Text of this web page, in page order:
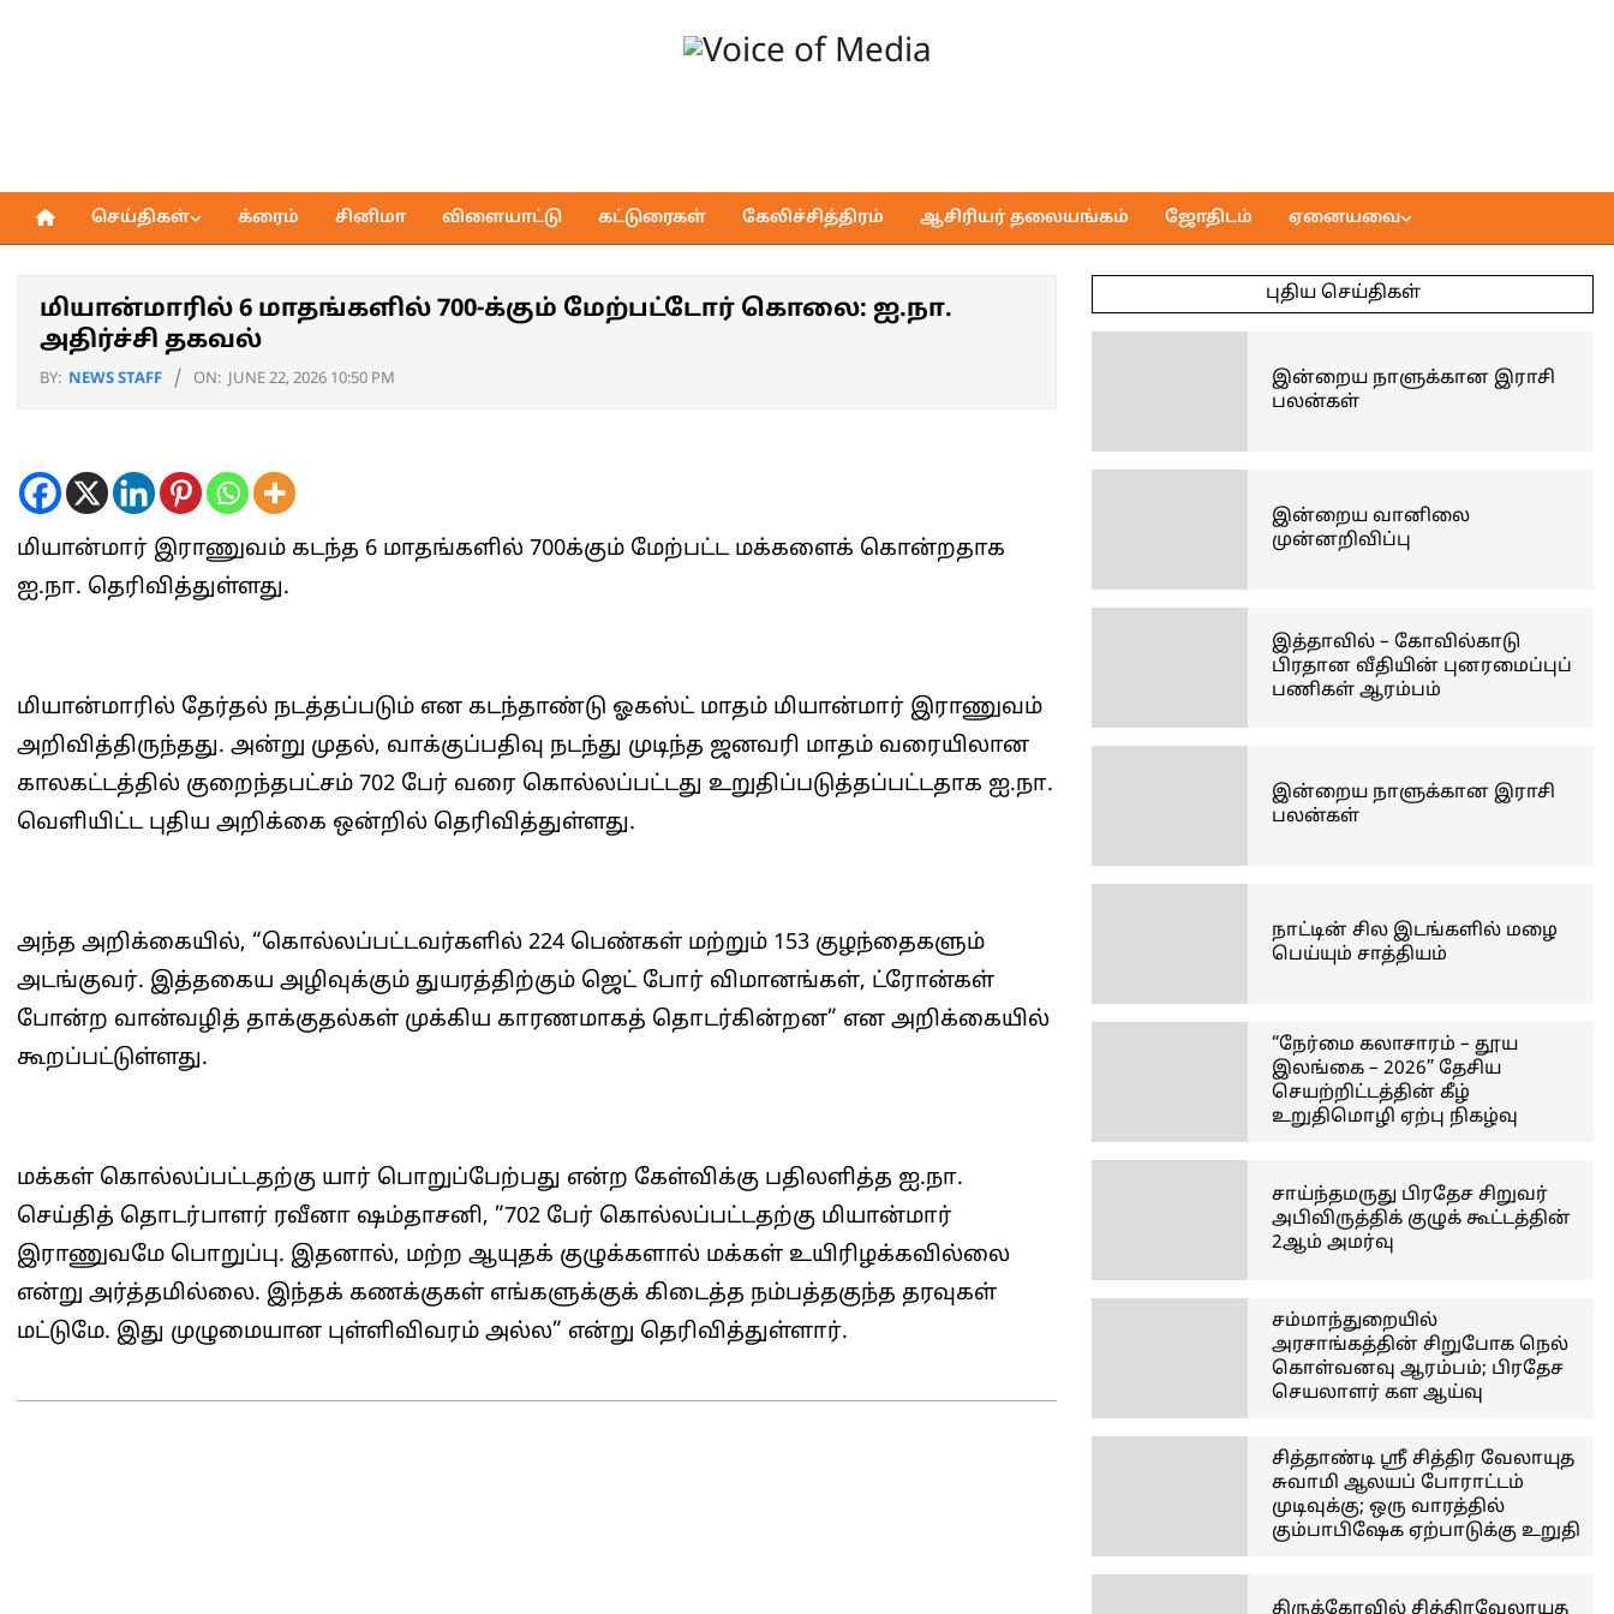
of
Media
Primary
செய்திகள் க்ரைம் சினிமா விளையாட்டு கட்டுரைகள் கேலிச்சித்திரம் ஆசிரியர் தலையங்கம் ஜோதிடம் ஏனையவை
மியான்மாரில் 6 மாதங்களில் 700-க்கும் மேற்பட்டோர் கொலை: ஐ.நா.
அதிர்ச்சி தகவல்
BY: NEWS STAFF ON: JUNE 22, 2026 10:50 PM
மியான்மார் இராணுவம் கடந்த 6 மாதங்களில் 700க்கும் மேற்பட்ட மக்களைக் கொன்றதாக
ஐ.நா. தெரிவித்துள்ளது.
மியான்மாரில் தேர்தல் நடத்தப்படும் என கடந்தாண்டு ஓகஸ்ட் மாதம் மியான்மார் இராணுவம்
அறிவித்திருந்தது. அன்று முதல், வாக்குப்பதிவு நடந்து முடிந்த ஜனவரி மாதம் வரையிலான
காலகட்டத்தில் குறைந்தபட்சம் 702 பேர் வரை கொல்லப்பட்டது உறுதிப்படுத்தப்பட்டதாக ஐ.நா.
வெளியிட்ட புதிய அறிக்கை ஒன்றில் தெரிவித்துள்ளது.
அந்த அறிக்கையில், “கொல்லப்பட்டவர்களில் 224 பெண்கள் மற்றும் 153 குழந்தைகளும்
அடங்குவர். இத்தகைய அழிவுக்கும் துயரத்திற்கும் ஜெட் போர் விமானங்கள், ட்ரோன்கள்
போன்ற வான்வழித் தாக்குதல்கள் முக்கிய காரணமாகத் தொடர்கின்றன” என அறிக்கையில்
கூறப்பட்டுள்ளது.
மக்கள் கொல்லப்பட்டதற்கு யார் பொறுப்பேற்பது என்ற கேள்விக்கு பதிலளித்த ஐ.நா.
செய்தித் தொடர்பாளர் ரவீனா ஷம்தாசனி, ”702 பேர் கொல்லப்பட்டதற்கு மியான்மார்
இராணுவமே பொறுப்பு. இதனால், மற்ற ஆயுதக் குழுக்களால் மக்கள் உயிரிழக்கவில்லை
என்று அர்த்தமில்லை. இந்தக் கணக்குகள் எங்களுக்குக் கிடைத்த நம்பத்தகுந்த தரவுகள்
மட்டுமே. இது முழுமையான புள்ளிவிவரம் அல்ல” என்று தெரிவித்துள்ளார்.
புதிய செய்திகள்
இன்றைய நாளுக்கான இராசி
பலன்கள்
இன்றைய வானிலை
முன்னறிவிப்பு
இத்தாவில் – கோவில்காடு
பிரதான வீதியின் புனரமைப்புப்
பணிகள் ஆரம்பம்
இன்றைய நாளுக்கான இராசி
பலன்கள்
நாட்டின் சில இடங்களில் மழை
பெய்யும் சாத்தியம்
“நேர்மை கலாசாரம் – தூய
இலங்கை – 2026” தேசிய
செயற்றிட்டத்தின் கீழ்
உறுதிமொழி ஏற்பு நிகழ்வு
சாய்ந்தமருது பிரதேச சிறுவர்
அபிவிருத்திக் குழுக் கூட்டத்தின்
2ஆம் அமர்வு
சம்மாந்துறையில்
அரசாங்கத்தின் சிறுபோக நெல்
கொள்வனவு ஆரம்பம்; பிரதேச
செயலாளர் கள ஆய்வு
சித்தாண்டி ஸ்ரீ சித்திர வேலாயுத
சுவாமி ஆலயப் போராட்டம்
முடிவுக்கு; ஒரு வாரத்தில்
கும்பாபிஷேக ஏற்பாடுக்கு உறுதி